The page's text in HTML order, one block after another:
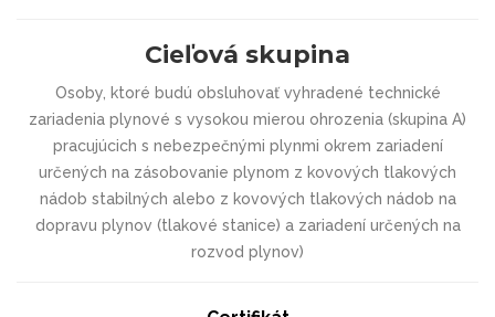
Cieľová skupina
Osoby, ktoré budú obsluhovať vyhradené technické
zariadenia plynové s vysokou mierou ohrozenia (skupina A)
pracujúcich s nebezpečnými plynmi okrem zariadení
určených na zásobovanie plynom z kovových tlakových
nádob stabilných alebo z kovových tlakových nádob na
dopravu plynov (tlakové stanice) a zariadení určených na
rozvod plynov)